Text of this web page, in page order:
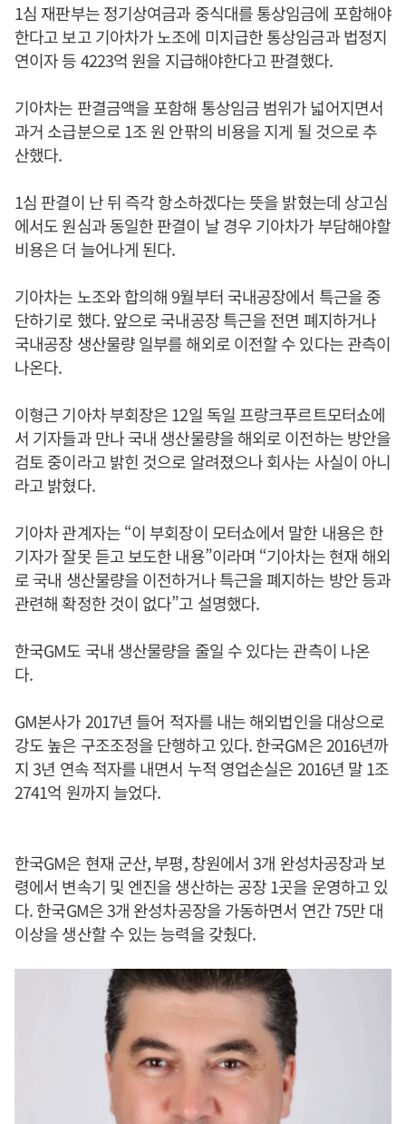
1심 재판부는 정기상여금과 중식대를 통상임금에 포함해야
한다고 보고 기아차가 노조에 미지급한 통상임금과 법정지
연이자 등 4223억 원을 지급해야한다고 판결했다.
기아차는 판결금액을 포함해 통상임금 범위가 넓어지면서
과거 소급분으로 1조 원 안팎의 비용을 지게 될 것으로 추
산했다.
1심 판결이 난 뒤 즉각 항소하겠다는 뜻을 밝혔는데 상고심
에서도 원심과 동일한 판결이 날 경우 기아차가 부담해야할
비용은 더 늘어나게 된다.
기아차는 노조와 합의해 9월부터 국내공장에서 특근을 중
단하기로 했다. 앞으로 국내공장 특근을 전면 폐지하거나
국내공장 생산물량 일부를 해외로 이전할 수 있다는 관측이
나온다.
이형근 기아차 부회장은 12일 독일 프랑크푸르트모터쇼에
서 기자들과 만나 국내 생산물량을 해외로 이전하는 방안을
검토 중이라고 밝힌 것으로 알려졌으나 회사는 사실이 아니
라고 밝혔다.
기아차 관계자는 “이 부회장이 모터쇼에서 말한 내용은 한
기자가 잘못 듣고 보도한 내용”이라며 “기아차는 현재 해외
로 국내 생산물량을 이전하거나 특근을 폐지하는 방안 등과
관련해 확정한 것이 없다”고 설명했다.
한국GM도 국내 생산물량을 줄일 수 있다는 관측이 나온
다.
GM본사가 2017년 들어 적자를 내는 해외법인을 대상으로
강도 높은 구조조정을 단행하고 있다. 한국GM은 2016년까
지 3년 연속 적자를 내면서 누적 영업손실은 2016년 말 1조
2741억 원까지 늘었다.
한국GM은 현재 군산, 부평, 창원에서 3개 완성차공장과 보
령에서 변속기 및 엔진을 생산하는 공장 1곳을 운영하고 있
다. 한국GM은 3개 완성차공장을 가동하면서 연간 75만 대
이상을 생산할 수 있는 능력을 갖췄다.